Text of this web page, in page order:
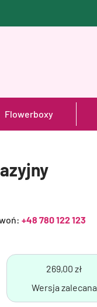
Flowerboxy
+48 780 122 123
269,00 zł
Wersja zalecana